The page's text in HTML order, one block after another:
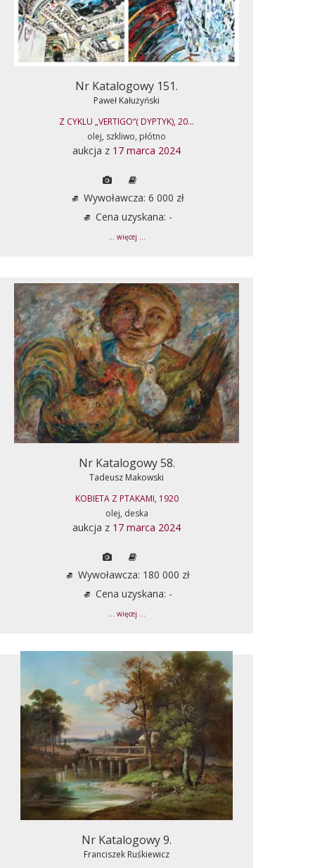
Nr Katalogowy 151.
Paweł Kałużyński
Z CYKLU „VERTIGO“( DYPTYK), 20...
olej, szkliwo, płótno
aukcja z 17 marca 2024
Wywoławcza: 6 000 zł
Cena uzyskana: -
... więcej ...
Nr Katalogowy 58.
Tadeusz Makowski
KOBIETA Z PTAKAMI, 1920
olej, deska
aukcja z 17 marca 2024
Wywoławcza: 180 000 zł
Cena uzyskana: -
... więcej ...
Nr Katalogowy 9.
Franciszek Ruśkiewicz